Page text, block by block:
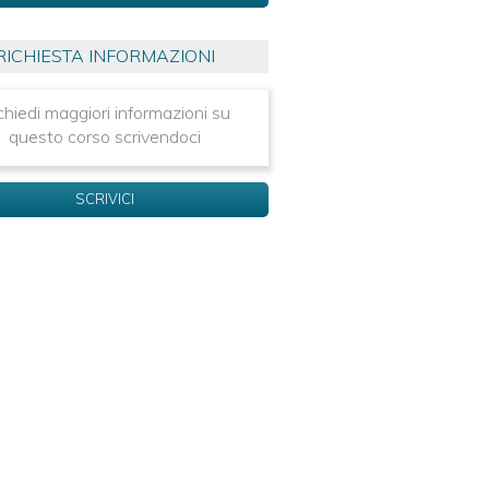
INFORMAZIONI
maggiori informazioni su
questo corso scrivendoci
SCRIVICI